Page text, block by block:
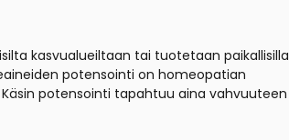
kasvualueiltaan tai tuotetaan paikallisilla
potensointi on homeopatian
potensointi tapahtuu aina vahvuuteen